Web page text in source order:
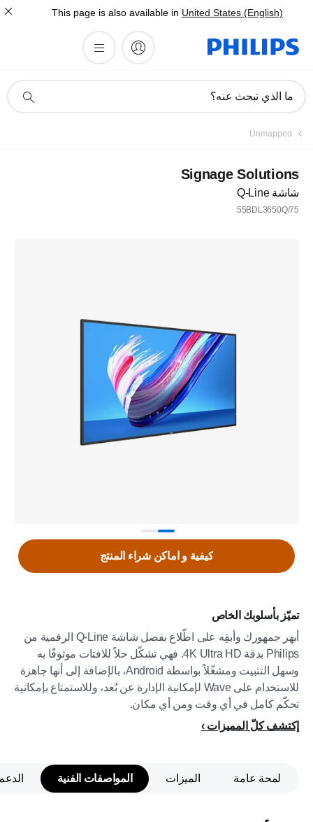
This page is also available in United States (English)
دعم
ما الذي تبحث عنه؟
Unmapped
Signage Solutions
شاشة Q-Line
55BDL3650Q/75
تميّز بأسلوبك الخاص
أبهر جمهورك وأبقِه على اطّلاع بفضل شاشة Q-Line الرقمية من
Philips بدقة 4K Ultra HD. فهي تشكّل حلاً للافتات موثوقًا به
وسهل التثبيت ومشغّلاً بواسطة Android، بالإضافة إلى أنها جاهزة
للاستخدام على Wave لإمكانية الإدارة عن بُعد، وللاستمتاع بإمكانية
تحكّم كامل في أي وقت ومن أي مكان.
إكتشف كلّ المميزات
كيفية و اماكن شراء المنتج
لمحة عامة الميزات المواصفات الفنية